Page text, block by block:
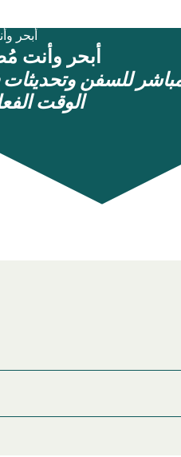
أبحر وأنت
مباشر للسفن
الوقت